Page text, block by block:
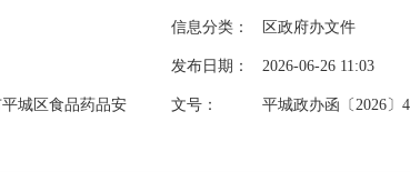
信息分类： 区政府办文件
发布日期： 2026-06-26 11:03
城区食品药品安
文号： 平城政办函〔2026〕